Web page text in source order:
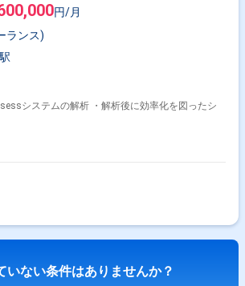
円/月
ランス)
システムの解析 ・解析後に効率化を図ったシ
いない条件はありませんか？